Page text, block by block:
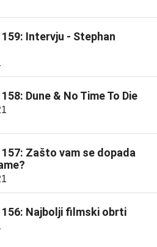
Intervju - Stephan
Dune & No Time To Die
Zašto vam se dopada
Najbolji filmski obrti